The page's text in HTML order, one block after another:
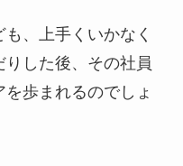
、上手くいかなく
した後、その社員
歩まれるのでしょ